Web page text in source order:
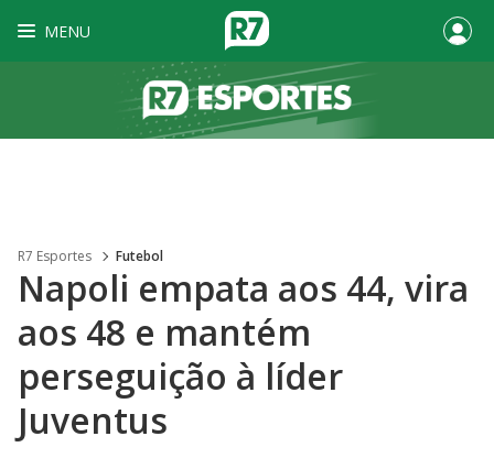
MENU
R7 Esportes Futebol
Napoli empata aos 44, vira
aos 48 e mantém
perseguição à líder
Juventus